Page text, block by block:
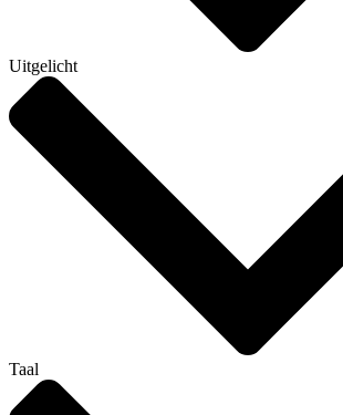
Uitgelicht
Taal